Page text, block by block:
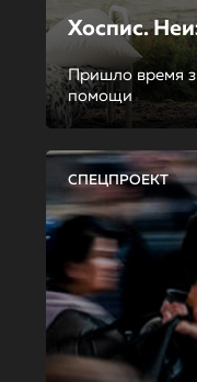
Хоспис.
Пришло время
помощи
СПЕЦПРОЕКТ